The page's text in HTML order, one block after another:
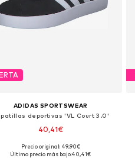
ADIDAS SPORTSWEAR
deportivas 'VL Court 3.0'
40,41€
+10
Disponible en muchas tallas
Precio original: 49,90€
Último precio más bajo:40,41€